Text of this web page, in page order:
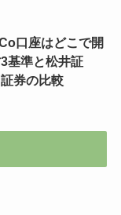
口座はどこで開
基準と松井証
券の比較